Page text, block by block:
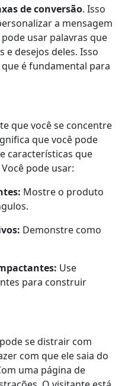
de conversão. Isso
a mensagem
usar palavras que
e desejos deles. Isso
é fundamental para
que você se concentre
que você pode
características que
pode usar:
Mostre o produto
Demonstre como
Use
para construir
se distrair com
com que ele saia do
uma página de